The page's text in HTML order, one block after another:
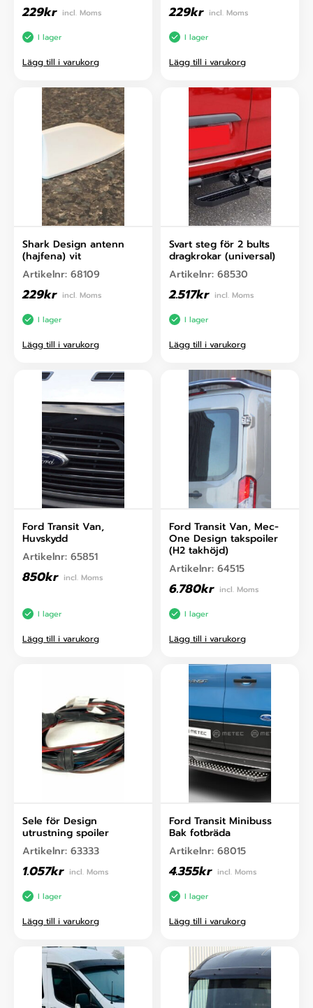
229kr incl. Moms
I lager
Lägg till i varukorg
229kr incl. Moms
I lager
Lägg till i varukorg
Shark Design antenn
(hajfena) vit
Artikelnr: 68109
229kr incl. Moms
I lager
Lägg till i varukorg
Svart steg för 2 bults
dragkrokar (universal)
Artikelnr: 68530
2.517kr incl. Moms
I lager
Lägg till i varukorg
Ford Transit Van,
Huvskydd
Artikelnr: 65851
850kr incl. Moms
I lager
Lägg till i varukorg
Ford Transit Van, Mec-
One Design takspoiler
(H2 takhöjd)
Artikelnr: 64515
6.780kr incl. Moms
I lager
Lägg till i varukorg
Sele för Design
utrustning spoiler
Artikelnr: 63333
1.057kr incl. Moms
I lager
Lägg till i varukorg
Ford Transit Minibuss
Bak fotbräda
Artikelnr: 68015
4.355kr incl. Moms
I lager
Lägg till i varukorg